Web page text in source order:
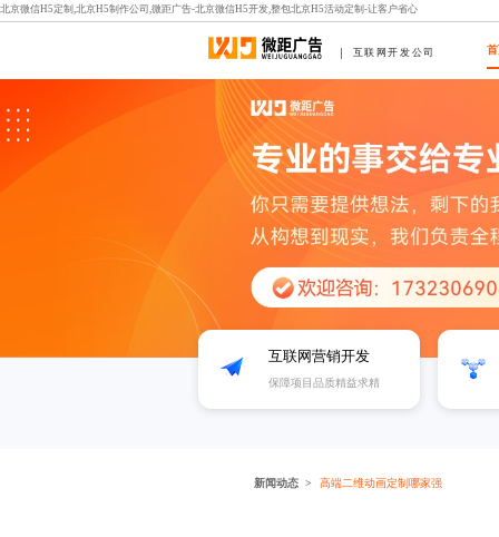
北京微信H5定制,北京H5制作公司,微距广告-北京微信H5开发,整包北京H5活动定制-让客户省心
互联网开发公司
互联网营销开发
保障项目品质精益求精
新闻动态 高端二维动画定制哪家强